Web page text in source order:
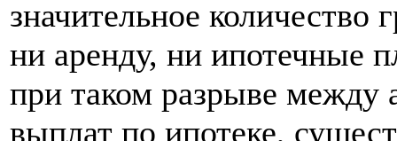
значительное количество
ни аренду, ни ипотечные
при таком разрыве между
выплат по ипотеке,